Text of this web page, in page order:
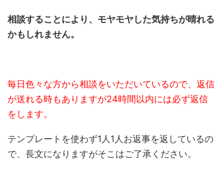
相談することにより、モヤモヤした気持ちが晴れる
かもしれません。
毎日色々な方から相談をいただいているので、返信
が送れる時もありますが24時間以内には必ず返信
をします。
テンプレートを使わず1人1人お返事を返しているの
で、長文になりますがそこはご了承ください。